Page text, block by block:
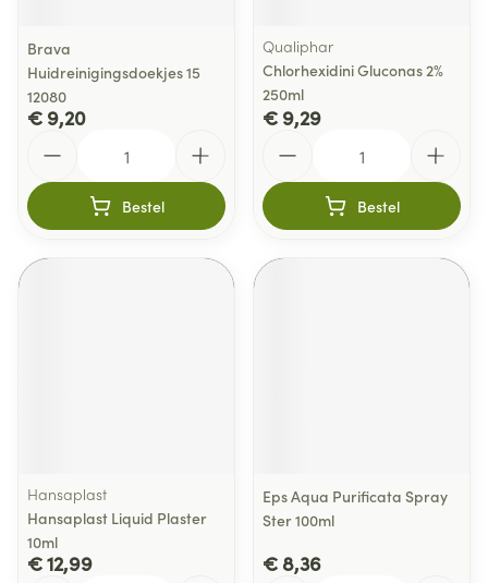
Brava
Huidreinigingsdoekjes 15
12080
€ 9,20
Bestel
Qualiphar
Chlorhexidini Gluconas 2%
250ml
€ 9,29
Bestel
Hansaplast
Hansaplast Liquid Plaster
10ml
€ 12,99
Eps Aqua Purificata Spray
Ster 100ml
€ 8,36